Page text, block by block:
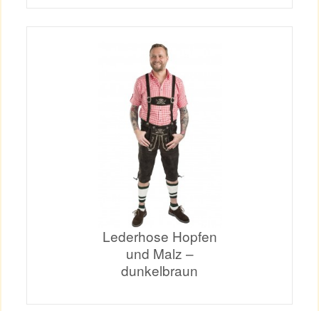
Lederhose Hopfen
und Malz –
dunkelbraun